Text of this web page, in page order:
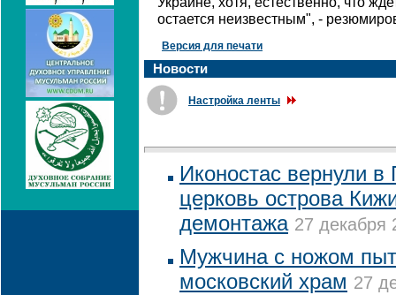
остается неизвестным", -
Версия для печати
Новости
Настройка ленты
Иконостас вернули
церковь острова
демонтажа 27 декабря
Мужчина с ножом
московский храм 27